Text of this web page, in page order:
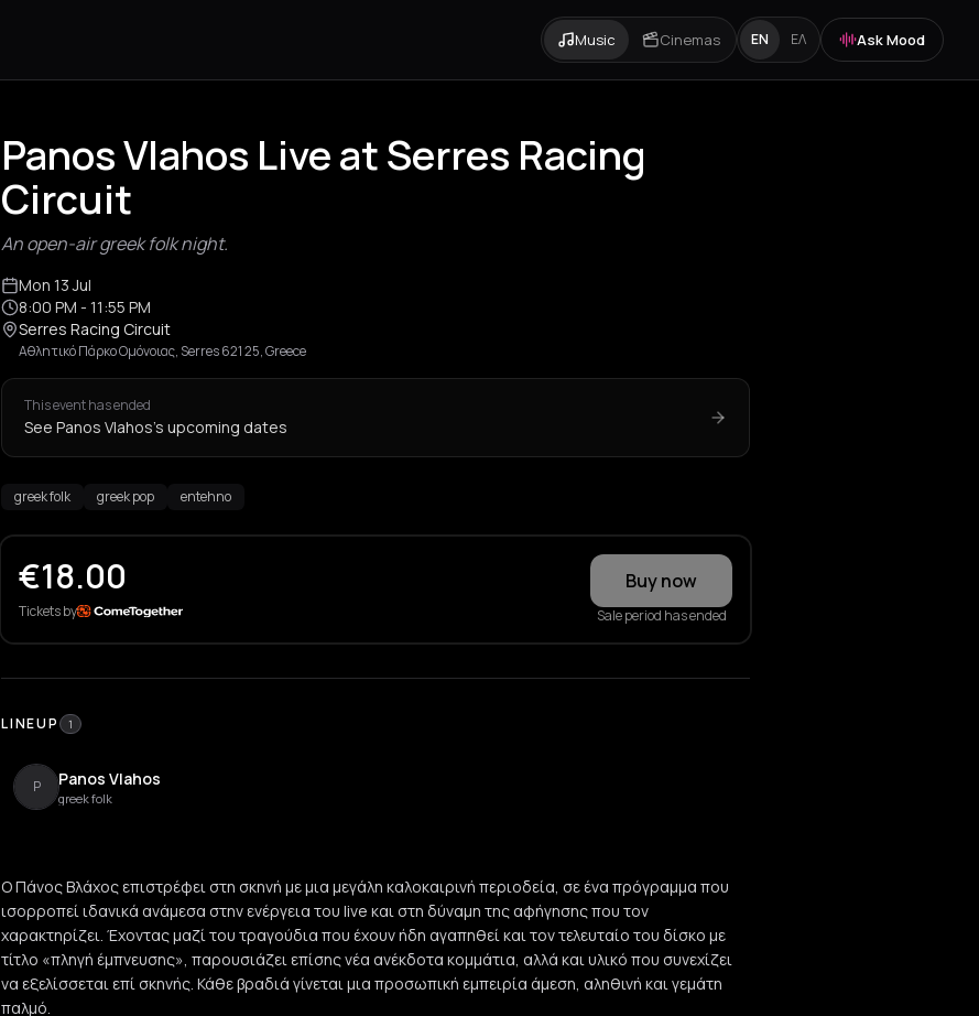
Music Cinemas EN ΕΛ Ask Mood
Panos Vlahos Live at Serres Racing
Circuit
An open-air greek folk night.
Mon 13 Jul
8:00 PM - 11:55 PM
Serres Racing Circuit
Αθλητικό Πάρκο Ομόνοιας, Serres 621 25, Greece
This event has ended
See Panos Vlahos's upcoming dates
greek folk greek pop entehno
€18.00
Tickets by
Buy now
Sale period has ended
LINEUP 1
P Panos Vlahos
greek folk
Ο Πάνος Βλάχος επιστρέφει στη σκηνή με μια μεγάλη καλοκαιρινή περιοδεία, σε ένα πρόγραμμα που
ισορροπεί ιδανικά ανάμεσα στην ενέργεια του live και στη δύναμη της αφήγησης που τον
χαρακτηρίζει. Έχοντας μαζί του τραγούδια που έχουν ήδη αγαπηθεί και τον τελευταίο του δίσκο με
τίτλο «πληγή έμπνευσης», παρουσιάζει επίσης νέα ανέκδοτα κομμάτια, αλλά και υλικό που συνεχίζει
να εξελίσσεται επί σκηνής. Κάθε βραδιά γίνεται μια προσωπική εμπειρία άμεση, αληθινή και γεμάτη
παλμό.